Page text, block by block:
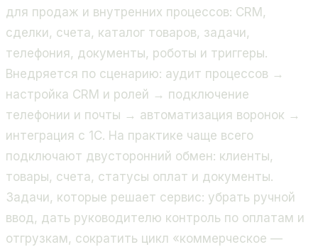
для продаж и внутренних процессов: CRM,
сделки, счета, каталог товаров, задачи,
телефония, документы, роботы и триггеры.
Внедряется по сценарию: аудит процессов →
настройка CRM и ролей → подключение
телефонии и почты → автоматизация воронок →
интеграция с 1С. На практике чаще всего
подключают двусторонний обмен: клиенты,
товары, счета, статусы оплат и документы.
Задачи, которые решает сервис: убрать ручной
ввод, дать руководителю контроль по оплатам и
отгрузкам, сократить цикл «коммерческое —